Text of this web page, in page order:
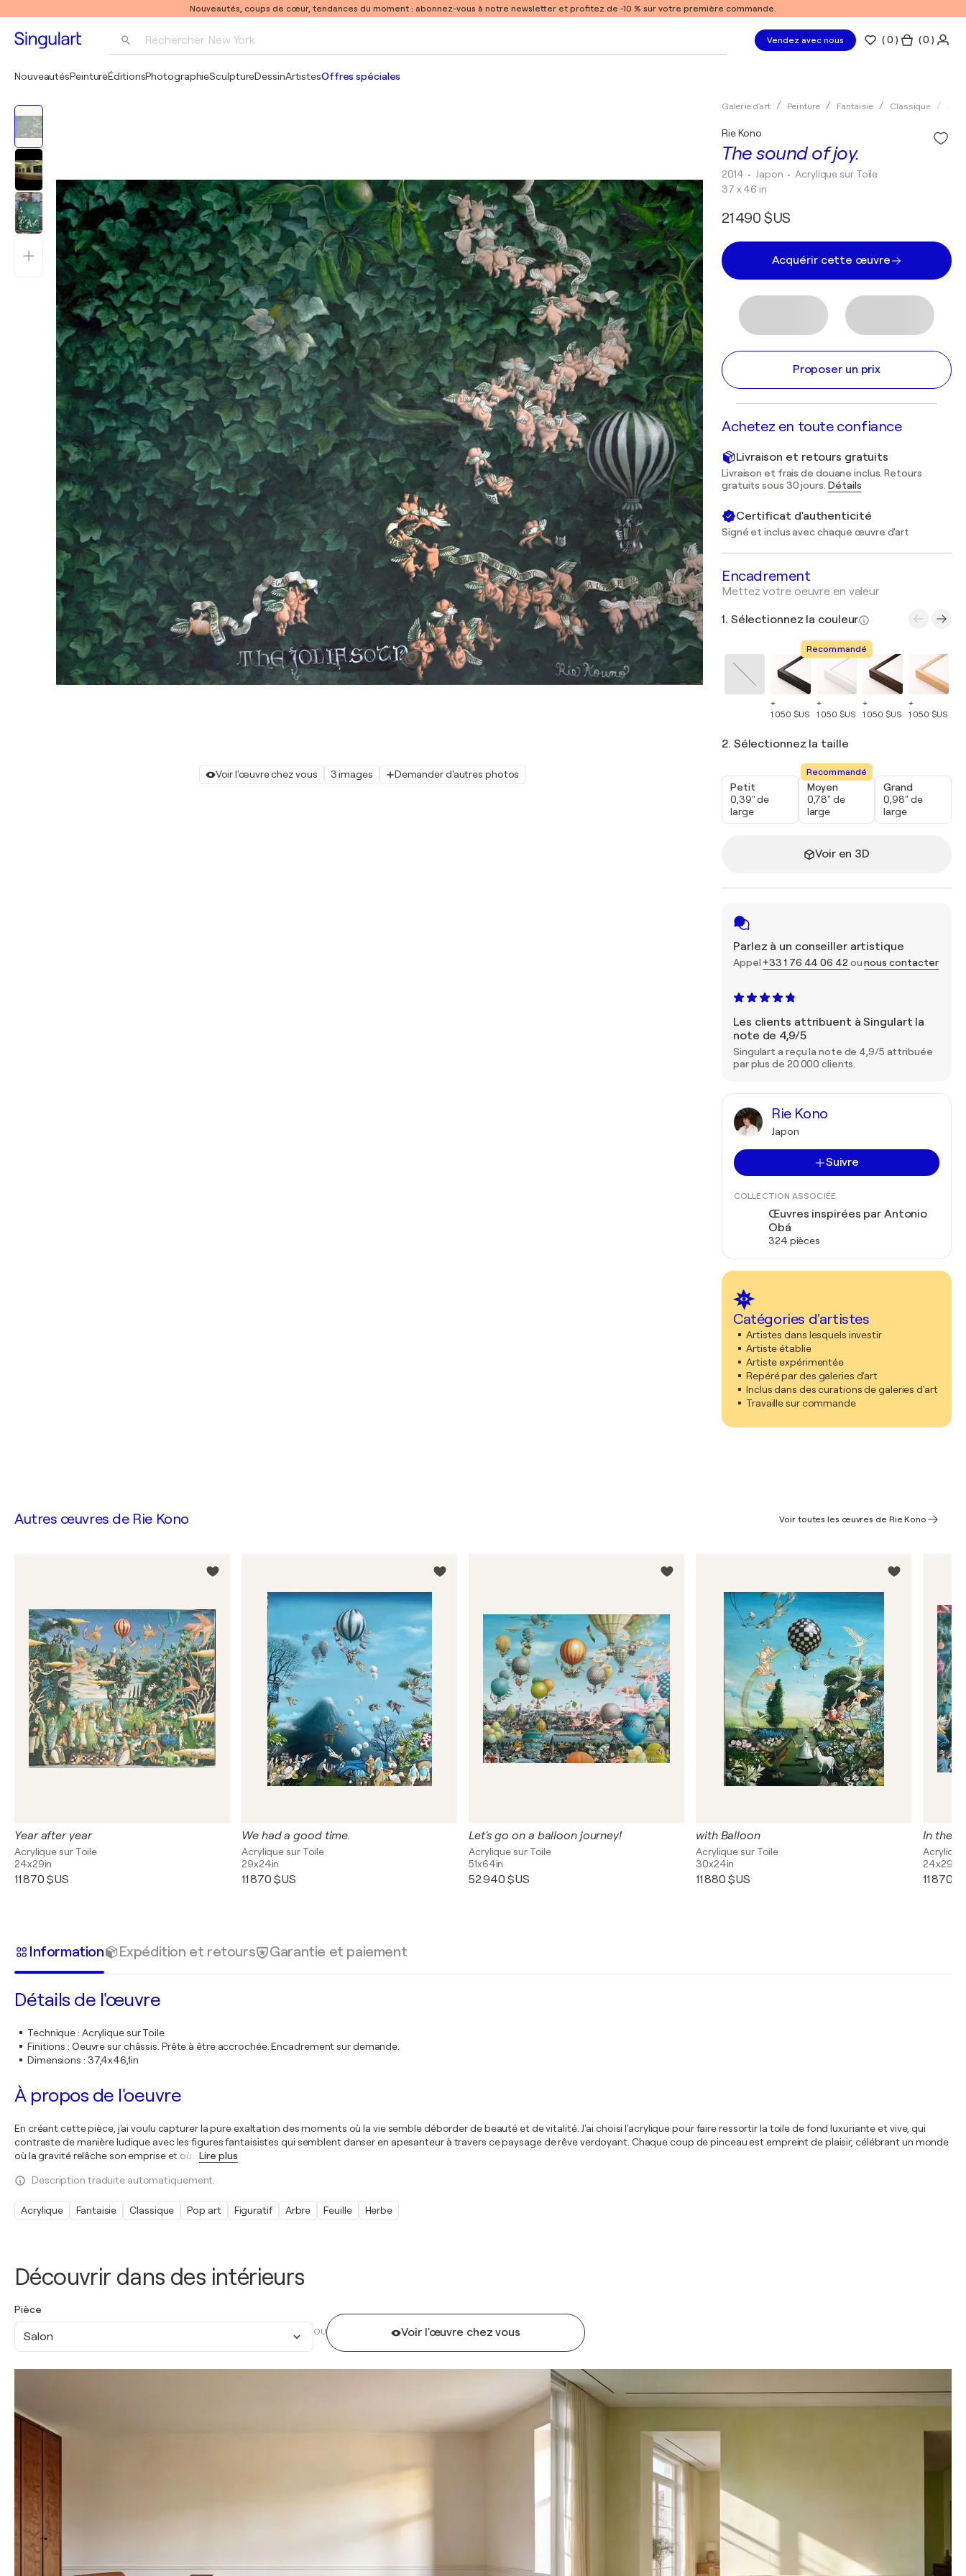
Nouveautés, coups de cœur, tendances du moment : abonnez-vous à notre newsletter et profitez de -10 % sur votre première commande.
Rechercher New York Vendez avec nous (0 ) ( 0 )
NouveautésPeintureÉditionsPhotographieSculptureDessinArtistesOffres spéciales
Voir l'œuvre chez vous 3 images Demander d'autres photos
Galerie d'art Peinture Fantaisie Classique
The sound of joy.
Rie Kono
2014 • Japon •Acrylique sur Toile
37 x 46 in
21 490 $US
Acquérir cette œuvre
Proposer un prix
Achetez en toute confiance
Livraison et retours gratuits
Livraison et frais de douane inclus. Retours
gratuits sous 30 jours. Détails
Certificat d'authenticité
Signé et inclus avec chaque œuvre d'art
Encadrement
Mettez votre oeuvre en valeur
1. Sélectionnez la couleur
+
1 050 $US
Recommandé
+
1 050 $US
+
1 050 $US
+
1 050 $US
2. Sélectionnez la taille
Petit
0,39" de
large
Recommandé
Moyen
0,78" de
large
Grand
0,98" de
large
Voir en 3D
Parlez à un conseiller artistique
Appel +33 1 76 44 06 42 ounous contacter
Les clients attribuent à Singulart la
note de 4,9/5
Singulart a reçu la note de 4,9/5 attribuée
par plus de 20 000 clients.
Rie Kono
Japon
Suivre
COLLECTION ASSOCIÉE
Œuvres inspirées par Antonio
Obá
324 pièces
Catégories d'artistes
Artistes dans lesquels investir
Artiste établie
Artiste expérimentée
Repéré par des galeries d'art
Inclus dans des curations de galeries d'art
Travaille sur commande
Découvrir dans des intérieurs
Pièce
Salon OU Voir l'œuvre chez vous
Autres œuvres de Rie Kono Voir toutes les œuvres de Rie Kono
Year after year
Acrylique sur Toile
24x29in
11 870 $US
We had a good time.
Acrylique sur Toile
29x24in
11 870 $US
Let's go on a balloon journey!
Acrylique sur Toile
51x64in
52 940 $US
with Balloon
Acrylique sur Toile
30x24in
11 880 $US
In the
24x29in
11 870
Information Expédition et retours Garantie et paiement
Détails de l'œuvre
Technique: Acrylique sur Toile
Finitions : Oeuvre sur châssis. Prête à être accrochée. Encadrement sur demande.
Dimensions : 37,4x46,1in
À propos de l'oeuvre
En créant cette pièce, j'ai voulu capturer la pure exaltation des moments où la vie semble déborder de beauté et de vitalité. J'ai choisi l'acrylique pour faire ressortir la toile de fond luxuriante et vive, qui
contraste de manière ludique avec les figures fantaisistes qui semblent danser en apesanteur à travers ce paysage de rêve verdoyant. Chaque coup de pinceau est empreint de plaisir, célébrant un monde
où la gravité relâche son emprise et où
Lire plus
Description traduite automatiquement.
Acrylique Fantaisie Classique Pop art Figuratif Arbre Feuille Herbe